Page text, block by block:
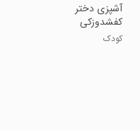
آشپزی دختر
کفشدوزکی
کودک